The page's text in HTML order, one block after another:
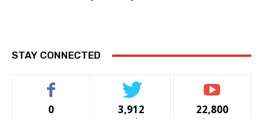
STAY CONNECTED
0 3,912 22,800